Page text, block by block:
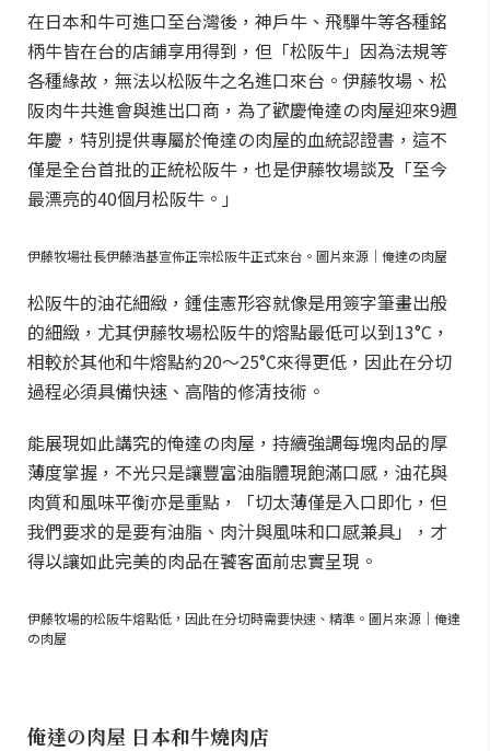
在日本和牛可進口至台灣後，神戶牛、飛驒牛等各種銘
柄牛皆在台的店鋪享用得到，但「松阪牛」因為法規等
各種緣故，無法以松阪牛之名進口來台。伊藤牧場、松
阪肉牛共進會與進出口商，為了歡慶俺達の肉屋迎來9週
年慶，特別提供專屬於俺達の肉屋的血統認證書，這不
僅是全台首批的正統松阪牛，也是伊藤牧場談及「至今
最漂亮的40個月松阪牛。」
伊藤牧場社長伊藤浩基宣佈正宗松阪牛正式來台。圖片來源｜俺達の肉屋
松阪牛的油花細緻，鍾佳憲形容就像是用簽字筆畫出般
的細緻，尤其伊藤牧場松阪牛的熔點最低可以到13°C，
相較於其他和牛熔點約20～25°C來得更低，因此在分切
過程必須具備快速、高階的修清技術。
能展現如此講究的俺達の肉屋，持續強調每塊肉品的厚
薄度掌握，不光只是讓豐富油脂體現飽滿口感，油花與
肉質和風味平衡亦是重點，「切太薄僅是入口即化，但
我們要求的是要有油脂、肉汁與風味和口感兼具」，才
得以讓如此完美的肉品在饕客面前忠實呈現。
伊藤牧場的松阪牛熔點低，因此在分切時需要快速、精準。圖片來源｜俺達
の肉屋
俺達の肉屋 日本和牛燒肉店